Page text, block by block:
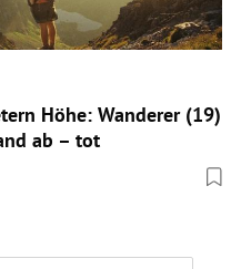
Höhe: Wanderer (19)
ab – tot